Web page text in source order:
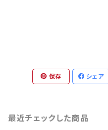
保存 シェア
最近チェックした商品